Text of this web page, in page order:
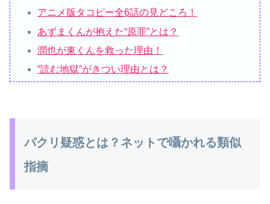
アニメ版タコピー全6話の見どころ！
あずまくんが抱えた“原罪”とは？
潤也が東くんを救った理由！
“読む地獄”がきつい理由とは？
パクリ疑惑とは？ネットで囁かれる類似
指摘